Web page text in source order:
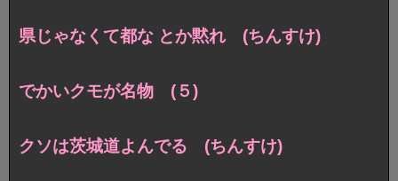
県じゃなくて都な とか黙れ (ちんすけ)
でかいクモが名物 (５)
クソは茨城道よんでる (ちんすけ)